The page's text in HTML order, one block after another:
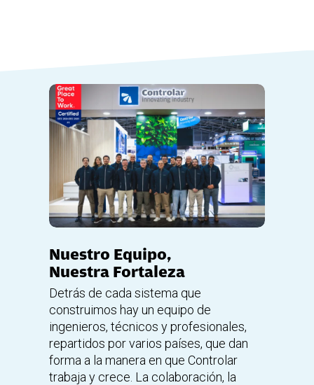
Nuestro Equipo,
Nuestra Fortaleza
Detrás de cada sistema que
construimos hay un equipo de
ingenieros, técnicos y profesionales,
repartidos por varios países, que dan
forma a la manera en que Controlar
trabaja y crece. La colaboración, la